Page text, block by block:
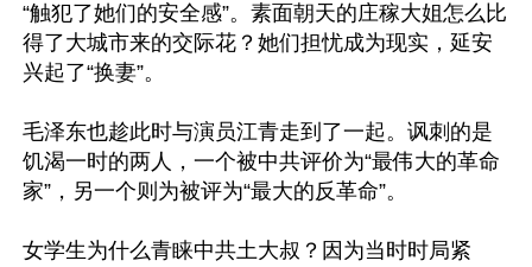
“触犯了她们的安全感”。素面朝天的庄稼大姐怎么比
得了大城市来的交际花？她们担忧成为现实，延安
兴起了“换妻”。
毛泽东也趁此时与演员江青走到了一起。讽刺的是
饥渴一时的两人，一个被中共评价为“最伟大的革命
家”，另一个则为被评为“最大的反革命”。
女学生为什么青睐中共土大叔？因为当时时局紧